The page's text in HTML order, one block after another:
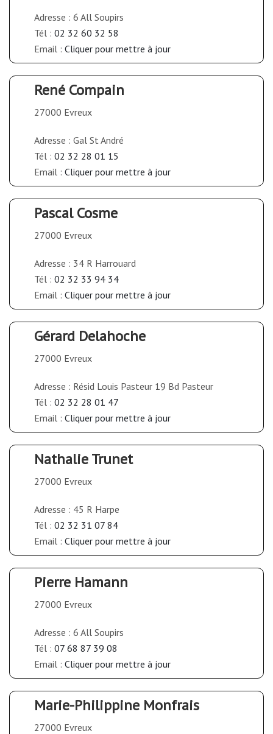
Adresse : 6 All Soupirs
Tél : 02 32 60 32 58
Email : Cliquer pour mettre à jour
René Compain
27000 Evreux
Adresse : Gal St André
Tél : 02 32 28 01 15
Email : Cliquer pour mettre à jour
Pascal Cosme
27000 Evreux
Adresse : 34 R Harrouard
Tél : 02 32 33 94 34
Email : Cliquer pour mettre à jour
Gérard Delahoche
27000 Evreux
Adresse : Résid Louis Pasteur 19 Bd Pasteur
Tél : 02 32 28 01 47
Email : Cliquer pour mettre à jour
Nathalie Trunet
27000 Evreux
Adresse : 45 R Harpe
Tél : 02 32 31 07 84
Email : Cliquer pour mettre à jour
Pierre Hamann
27000 Evreux
Adresse : 6 All Soupirs
Tél : 07 68 87 39 08
Email : Cliquer pour mettre à jour
Marie-Philippine Monfrais
27000 Evreux